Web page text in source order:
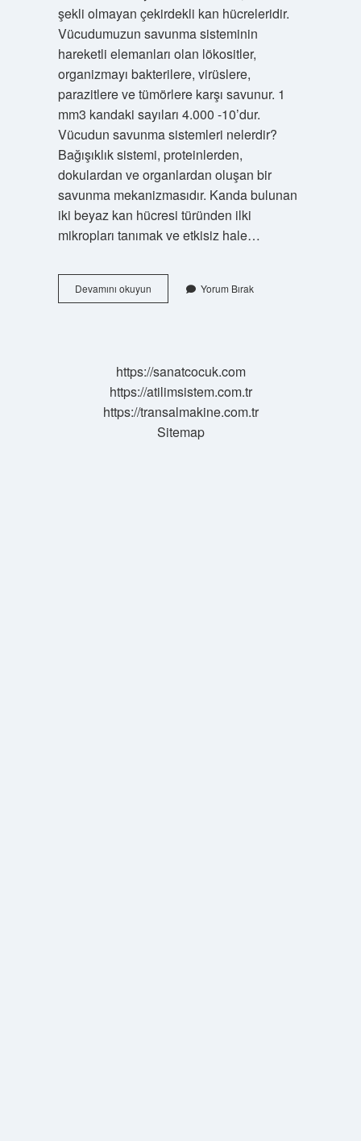
şekli olmayan çekirdekli kan hücreleridir.
Vücudumuzun savunma sisteminin
hareketli elemanları olan lökositler,
organizmayı bakterilere, virüslere,
parazitlere ve tümörlere karşı savunur. 1
mm3 kandaki sayıları 4.000 -10’dur.
Vücudun savunma sistemleri nelerdir?
Bağışıklık sistemi, proteinlerden,
dokulardan ve organlardan oluşan bir
savunma mekanizmasıdır. Kanda bulunan
iki beyaz kan hücresi türünden ilki
mikropları tanımak ve etkisiz hale…
Devamını okuyunVücudun
Savunma
Yorum Bırak
https://sanatcocuk.com
https://atilimsistem.com.tr
https://transalmakine.com.tr
Sitemap